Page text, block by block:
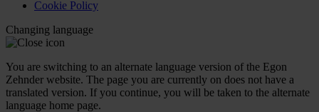
Cookie Policy
Changing language
You are switching to an alternate language version of the Egon
Zehnder website. The page you are currently on does not have a
translated version. If you continue, you will be taken to the alternate
language home page.